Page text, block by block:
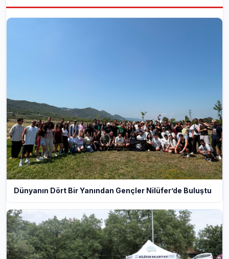
Dünyanın Dört Bir Yanından Gençler Nilüfer’de Buluştu